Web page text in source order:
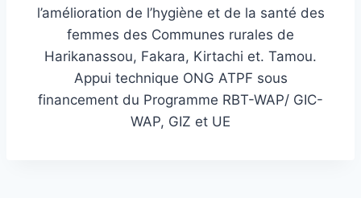
l’amélioration de l’hygiène et de la santé des
femmes des Communes rurales de
Harikanassou, Fakara, Kirtachi et. Tamou.
Appui technique ONG ATPF sous
financement du Programme RBT-WAP/ GIC-
WAP, GIZ et UE